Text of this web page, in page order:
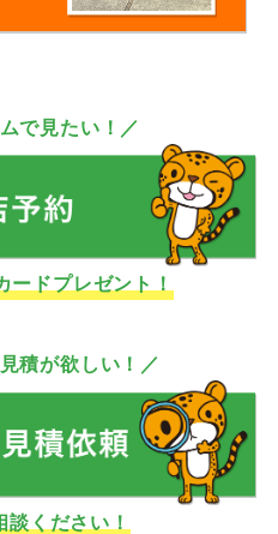
で見たい！／
ードプレゼント！
積が欲しい！／
談ください！